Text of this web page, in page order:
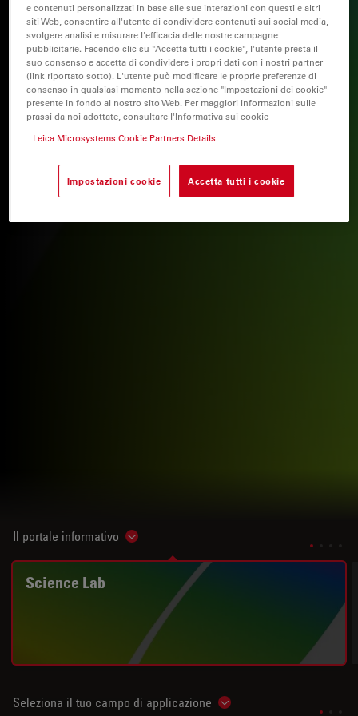
Il portale informativo Show subnavigation
Science Lab
Seleziona il tuo campo di applicazione Show subnavigation
e contenuti personalizzati in base alle sue interazioni con questi e altri
siti Web, consentire all'utente di condividere contenuti sui social media,
svolgere analisi e misurare l'efficacia delle nostre campagne
pubblicitarie. Facendo clic su "Accetta tutti i cookie", l'utente presta il
suo consenso e accetta di condividere i propri dati con i nostri partner
(link riportato sotto). L'utente può modificare le proprie preferenze di
consenso in qualsiasi momento nella sezione "Impostazioni dei cookie"
presente in fondo al nostro sito Web. Per maggiori informazioni sulle
prassi da noi adottate, consultare l'Informativa sui cookie
Leica Microsystems Cookie Partners Details
Impostazioni cookie Accetta tutti i cookie